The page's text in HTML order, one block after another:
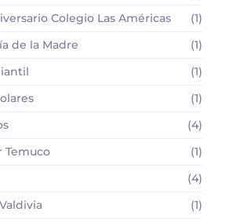
Colegio Las Américas
(1)
de la Madre
(1)
(1)
(1)
(4)
Temuco
(1)
(4)
(1)